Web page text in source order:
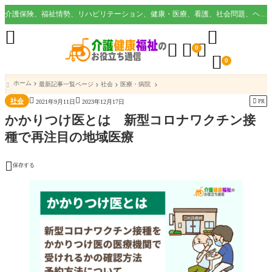
介護保険、福祉情勢、リハビリテーション、健康・医療、看護、社会問題、ヘルスケア業界など様々な切り口から役立つ情報を配信。
  0

 0

 ホーム 最新記事一覧ページ 社会 医療・病院
社会  2021年9月11日  2023年12月17日  PR
かかりつけ医とは 新型コロナワクチン接
種で再注目の地域医療
 保存する